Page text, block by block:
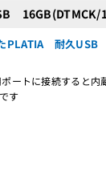
16GB(DTMCK/
PLATIA 耐久
ートに接続すると内
す